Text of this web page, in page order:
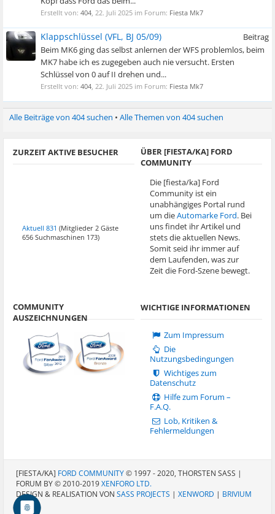
Erstellt von: 404 22. Juli 2025 im Forum: Fiesta Mk7
Beitrag
Klappschlüssel (VFL, BJ 05/09)
Beim MK6 ging das selbst anlernen der WFS problemlos, beim
MK7 habe ich es zugegeben auch nie versucht. Ersten
Schlüssel von 0 auf II drehen und...
Erstellt von: 404 22. Juli 2025 im Forum: Fiesta Mk7
Alle Beiträge von 404 suchen Alle Themen von 404 suchen
ZURZEIT AKTIVE BESUCHER
Aktuell 831 (Mitglieder 2 Gäste
656 Suchmaschinen 173)
ÜBER [FIESTA/KA] FORD
COMMUNITY
Die [fiesta/ka] Ford
Community ist ein
unabhängiges Portal rund
um dieAutomarke Ford. Bei
uns findet ihr Artikel und
stets die aktuellen News.
Somit seid ihr immer auf
dem Laufenden, was zur
Zeit die Ford-Szene bewegt.
COMMUNITY
AUSZEICHNUNGEN
WICHTIGE INFORMATIONEN
Zum Impressum
Die
Nutzungsbedingungen
Wichtiges zum
Datenschutz
Hilfe zum Forum –
F.A.Q.
Lob, Kritiken &
Fehlermeldungen
[FIESTA/KA] FORD COMMUNITY© 1997 - 2020, THORSTEN SASS |
FORUM BY © 2010-2019XENFORO LTD.
DESIGN & REALISATION VON SASS PROJECTS | XENWORD | BRIVIUM
LCC.